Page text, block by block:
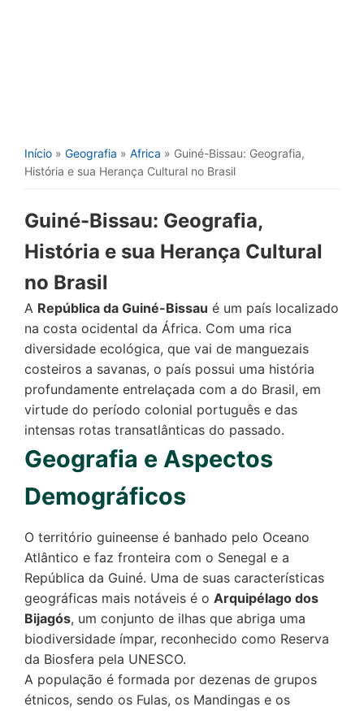
Início » Geografia » Africa » Guiné-Bissau: Geografia,
História e sua Herança Cultural no Brasil
Guiné-Bissau: Geografia,
História e sua Herança Cultural
no Brasil
A República da Guiné-Bissau é um país localizado
na costa ocidental da África. Com uma rica
diversidade ecológica, que vai de manguezais
costeiros a savanas, o país possui uma história
profundamente entrelaçada com a do Brasil, em
virtude do período colonial português e das
intensas rotas transatlânticas do passado.
Geografia e Aspectos
Demográficos
O território guineense é banhado pelo Oceano
Atlântico e faz fronteira com o Senegal e a
República da Guiné. Uma de suas características
geográficas mais notáveis é o Arquipélago dos
Bijagós, um conjunto de ilhas que abriga uma
biodiversidade ímpar, reconhecido como Reserva
da Biosfera pela UNESCO.
A população é formada por dezenas de grupos
étnicos, sendo os Fulas, os Mandingas e os